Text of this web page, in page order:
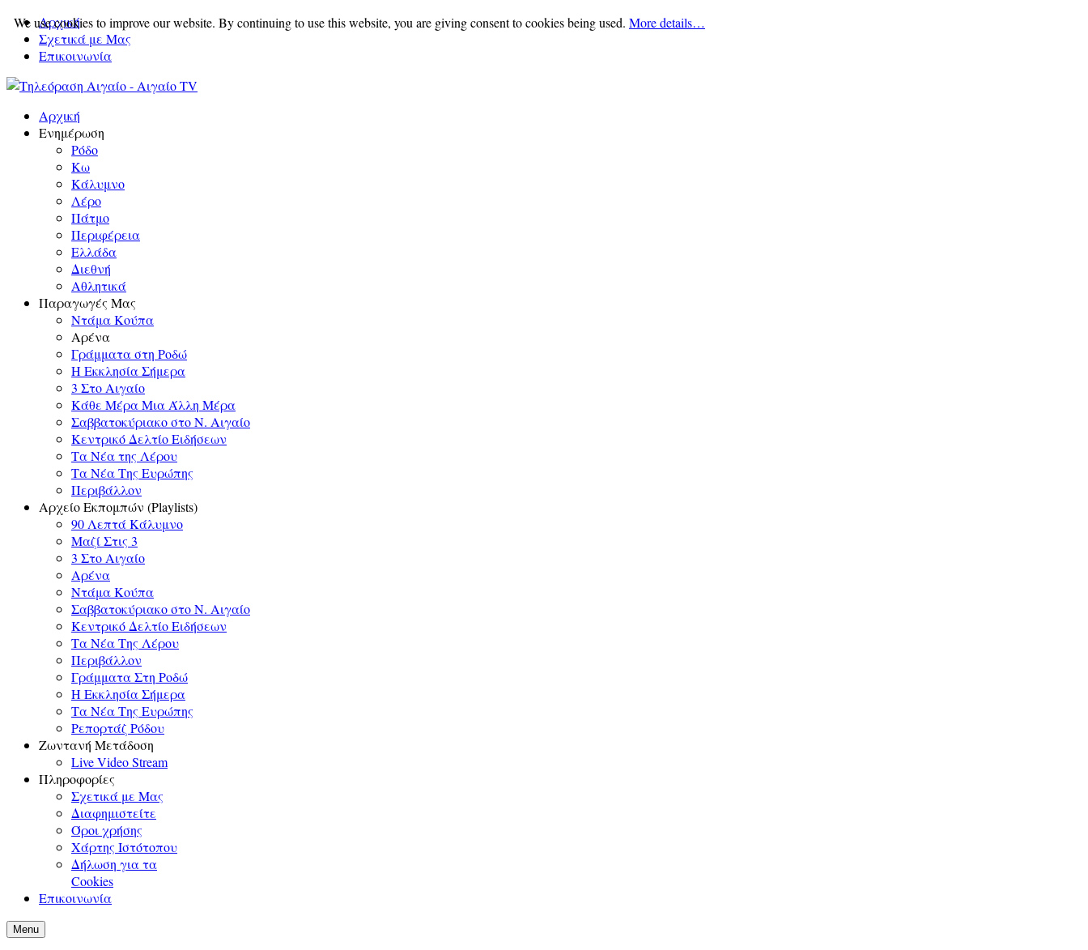
Αρχική
Σχετικά με Μας
Επικοινωνία
Αρχική
Ενημέρωση
Ρόδο
Κω
Κάλυμνο
Λέρο
Πάτμο
Περιφέρεια
Ελλάδα
Διεθνή
Αθλητικά
Παραγωγές Μας
Ντάμα Κούπα
Αρένα
Γράμματα στη Ροδώ
Η Εκκλησία Σήμερα
3 Στο Αιγαίο
Κάθε Μέρα Μια Άλλη Μέρα
Σαββατοκύριακο στο Ν. Αιγαίο
Κεντρικό Δελτίο Ειδήσεων
Τα Νέα της Λέρου
Τα Νέα Της Ευρώπης
Περιβάλλον
Αρχείο Εκπομπών (Playlists)
90 Λεπτά Κάλυμνο
Μαζί Στις 3
3 Στο Αιγαίο
Αρένα
Ντάμα Κούπα
Σαββατοκύριακο στο Ν. Αιγαίο
Κεντρικό Δελτίο Ειδήσεων
Τα Νέα Της Λέρου
Περιβάλλον
Γράμματα Στη Ροδώ
Η Εκκλησία Σήμερα
Τα Νέα Της Ευρώπης
Ρεπορτάζ Ρόδου
Ζωντανή Μετάδοση
Live Video Stream
Πληροφορίες
Σχετικά με Μας
Διαφημιστείτε
Όροι χρήσης
Χάρτης Ιστότοπου
Δήλωση για τα
Cookies
Επικοινωνία
Menu
We use cookies to improve our website. By continuing to use this website, you are giving consent to cookies being used. More details…